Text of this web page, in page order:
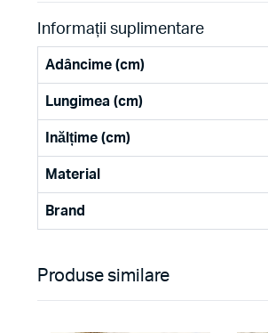
Informații suplimentare
Adâncime (cm)
Lungimea (cm)
Inălțime (cm)
Material
Brand
Produse similare